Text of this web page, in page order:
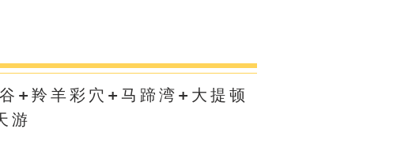
+羚羊彩穴+马蹄湾+大提顿
游